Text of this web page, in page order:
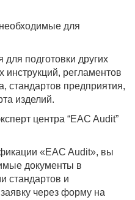
для
подготовки других
инструкций, регламентов
стандартов предприятия,
изделий.
центра “EAC Audit”
«EAC Audit», вы
документы в
стандартов и
через форму на